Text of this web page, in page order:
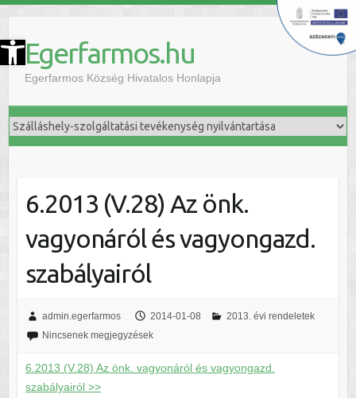
Eszköztár megnyitása Egerfarmos.hu
Egerfarmos Község Hivatalos Honlapja
6.2013 (V.28) Az önk.
vagyonáról és vagyongazd.
szabályairól
admin.egerfarmos 2014-01-08
2013. évi rendeletek
Nincsenek megjegyzések
6.2013 (V.28) Az önk. vagyonáról és vagyongazd.
szabályairól >>